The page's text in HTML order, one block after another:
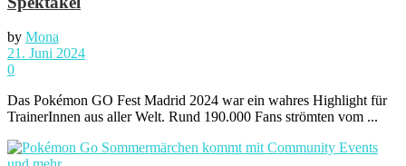
by Mona
21. Juni 2024
0
Das Pokémon GO Fest Madrid 2024 war ein wahres Highlight für
TrainerInnen aus aller Welt. Rund 190.000 Fans strömten vom ...